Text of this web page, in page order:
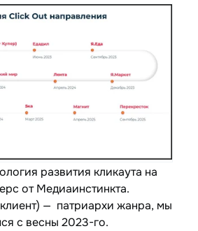
развития кликаута на
от Медиаинстинкта.
— патриархи жанра, мы
с весны 2023-го.